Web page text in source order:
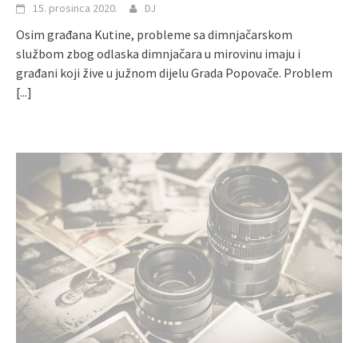
15. prosinca 2020. DJ
Osim građana Kutine, probleme sa dimnjačarskom
službom zbog odlaska dimnjačara u mirovinu imaju i
građani koji žive u južnom dijelu Grada Popovače. Problem
[...]